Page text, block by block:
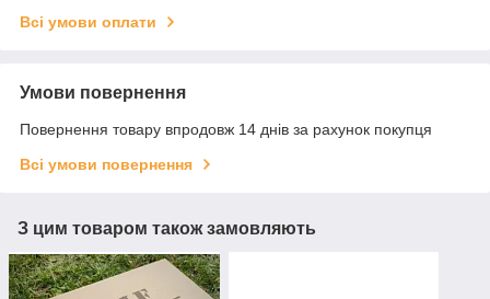
Всі умови оплати
Умови повернення
Повернення товару впродовж 14 днів за рахунок покупця
Всі умови повернення
З цим товаром також замовляють